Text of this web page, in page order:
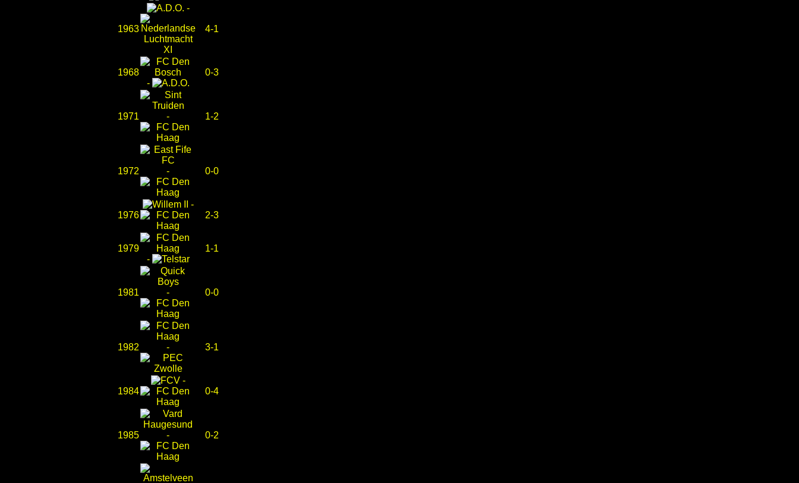
1963
-
4-1
1968
-
0-3
1971 - 1-2
1972 - 0-0
1976
-
2-3
1979
-
1-1
1981 - 0-0
1982 - 3-1
1984
-
0-4
1985 - 0-2